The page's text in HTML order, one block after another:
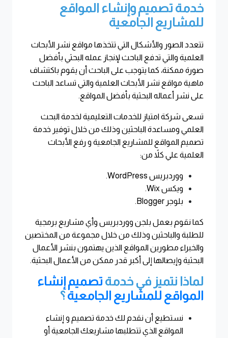
خدمة تصميم وإنشاء المواقع
للمشاريع الجامعية
تتعدد الصور والأشكال التي تتخذها مواقع نشر الأبحاث
العلمية والتي تدفع الباحث لإنجاز عمله البحثي بأفضل
صورة ممكنة، كما يتوجب على الباحث أن يقوم باكتشاف
ماهية مواقع نشر الأبحاث العلمية والتي تساعد الباحث
على نشر أعماله البحثية بأفضل المواقع.
تسعى شركة امتياز للخدمات التعليمية لخدمة البحث
العلمي ومساعدة الباحثين وذلك من خلال توفير خدمة
تصميم المواقع للمشاريع الجامعية و رفع الأبحاث
العلمية علي كلاً من:
ووردبريس
ويكس
بلوجر
كما نقوم بعمل بلجن ووردبريس وأي مشاريع برمجية
للطلبة والباحثين وذلك من خلال مجموعة من المختصين
والخبراء مطورين المواقع الذين يهتمون بنشر الأعمال
البحثية وإيصالها إلى أكبر قدر ممكن من الأعمال البحثية.
لماذا نتميز في خدمة تصميم إنشاء
المواقع للمشاريع الجامعية؟
نستطيع أن نقدم لك خدمة تصميم و إنشاء
المواقع الذي تتطلبها مشاريعك الجامعية أو